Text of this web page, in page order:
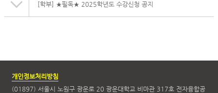
[학부] ★필독★ 2025학년도 수강신청 공지
개인정보처리방침
(01897) 서울시 노원구 광운로 20 광운대학교 비마관 317호 전자융합공